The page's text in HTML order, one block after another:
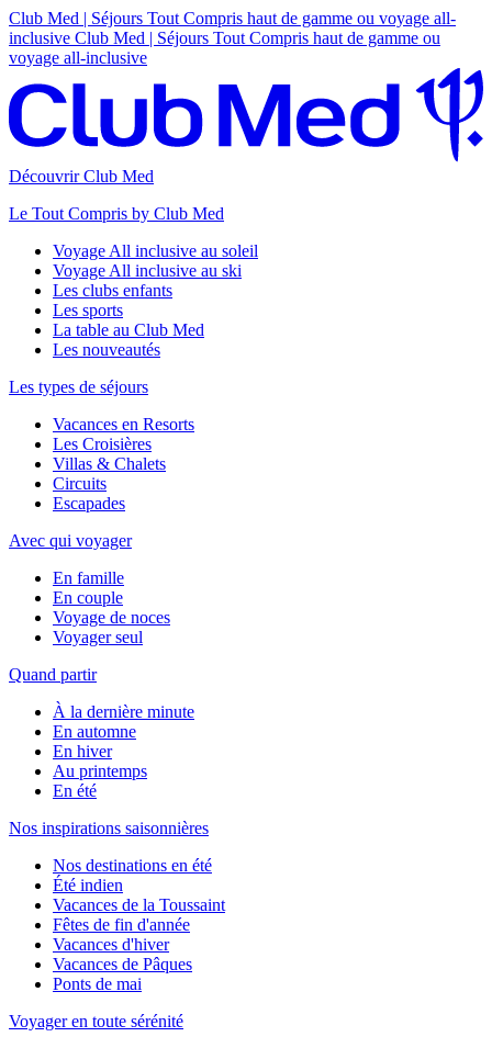
Club Med | Séjours Tout Compris haut de gamme ou voyage all-
inclusive Club Med | Séjours Tout Compris haut de gamme ou
voyage all-inclusive
Découvrir Club Med
Le Tout Compris by Club Med
Voyage All inclusive au soleil
Voyage All inclusive au ski
Les clubs enfants
Les sports
La table au Club Med
Les nouveautés
Les types de séjours
Vacances en Resorts
Les Croisières
Villas & Chalets
Circuits
Escapades
Avec qui voyager
En famille
En couple
Voyage de noces
Voyager seul
Quand partir
À la dernière minute
En automne
En hiver
Au printemps
En été
Nos inspirations saisonnières
Nos destinations en été
Été indien
Vacances de la Toussaint
Fêtes de fin d'année
Vacances d'hiver
Vacances de Pâques
Ponts de mai
Voyager en toute sérénité